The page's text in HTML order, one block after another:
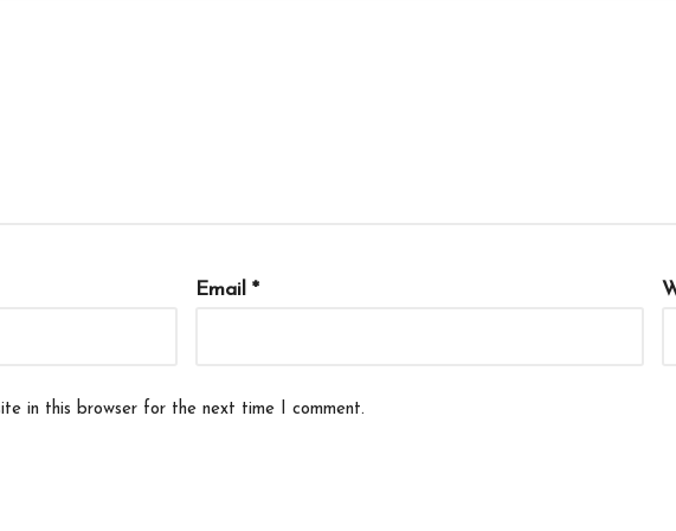
Email *
in this browser for the next time I comment.